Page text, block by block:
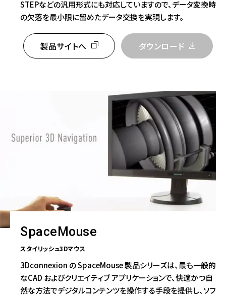
STEPなどの汎用形式にも対応していますので、データ変換時
の欠落を最小限に留めたデータ交換を実現します。
製品サイトへ ダウンロード
SpaceMouse
スタイリッシュ3Dマウス
3Dconnexion の SpaceMouse 製品シリーズは、最も一般的
なCAD およびクリエイティブ アプリケーションで、快適かつ自
然な方法でデジタルコンテンツを操作する手段を提供し、ソフ